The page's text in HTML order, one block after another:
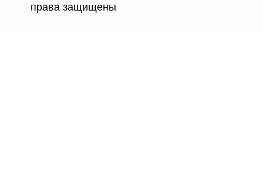
права защищены